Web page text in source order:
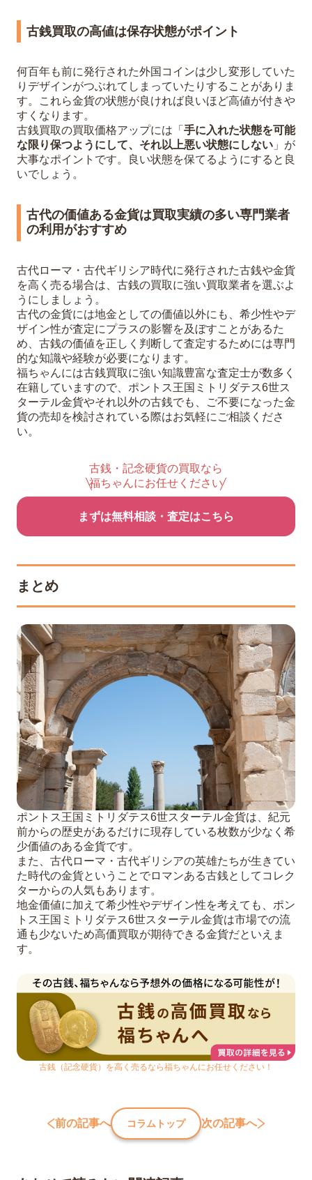
古銭買取の高値は保存状態がポイント
何百年も前に発行された外国コインは少し変形していた
りデザインがつぶれてしまっていたりすることがありま
す。これら金貨の状態が良ければ良いほど高値が付きや
すくなります。
古銭買取の買取価格アップには「 手に入れた状態を可能
な限り保つようにして、それ以上悪い状態にしない 」が
大事なポイントです。良い状態を保てるようにすると良
いでしょう。
古代の価値ある金貨は買取実績の多い専門業者
の利用がおすすめ
古代ローマ・古代ギリシア時代に発行された古銭や金貨
を高く売る場合は、古銭の買取に強い買取業者を選ぶよ
うにしましょう。
古代の金貨には地金としての価値以外にも、希少性やデ
ザイン性が査定にプラスの影響を及ぼすことがあるた
め、古銭の価値を正しく判断して査定するためには専門
的な知識や経験が必要になります。
福ちゃんには古銭買取に強い知識豊富な査定士が数多く
在籍していますので、ポントス王国ミトリダテス6世ス
ターテル金貨やそれ以外の古銭でも、ご不要になった金
貨の売却を検討されている際はお気軽にご相談くださ
い。
古銭・記念硬貨の買取なら
福ちゃんにお任せください
まずは無料相談・査定はこちら
まとめ
ポントス王国ミトリダテス6世スターテル金貨は、紀元
前からの歴史があるだけに現存している枚数が少なく希
少価値のある金貨です。
また、古代ローマ・古代ギリシアの英雄たちが生きてい
た時代の金貨ということでロマンある古銭としてコレク
ターからの人気もあります。
地金価値に加えて希少性やデザイン性を考えても、ポン
トス王国ミトリダテス6世スターテル金貨は市場での流
通も少ないため高価買取が期待できる金貨だといえま
す。
古銭（記念硬貨）を高く売るなら福ちゃんにお任せください！
前の記事へ コラムトップ 次の記事へ